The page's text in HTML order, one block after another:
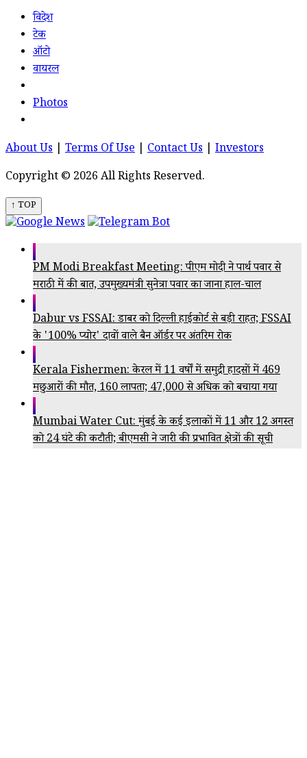
विदेश
टेक
ऑटो
वायरल
Photos
About Us Terms Of Use Contact Us
Investors
Copyright © 2026 All Rights Reserved.
↑ TOP
PM Modi Breakfast Meeting: पीएम मोदी ने पार्थ पवार से
मराठी में की बात, उपमुख्यमंत्री सुनेत्रा पवार का जाना हाल-चाल
Dabur vs FSSAI: डाबर को दिल्ली हाईकोर्ट से बड़ी राहत; FSSAI
के '100% प्योर' दावों वाले बैन ऑर्डर पर अंतरिम रोक
Kerala Fishermen: केरल में 11 वर्षों में समुद्री हादसों में 469
मछुआरों की मौत, 160 लापता; 47,000 से अधिक को बचाया गया
Mumbai Water Cut: मुंबई के कई इलाकों में 11 और 12 अगस्त
को 24 घंटे की कटौती; बीएमसी ने जारी की प्रभावित क्षेत्रों की सूची